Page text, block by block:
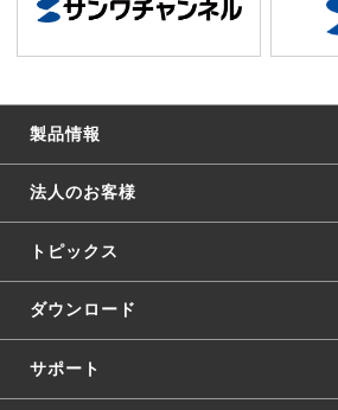
製品情報
法人のお客様
トピックス
ダウンロード
サポート